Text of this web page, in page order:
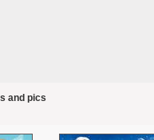
and pics